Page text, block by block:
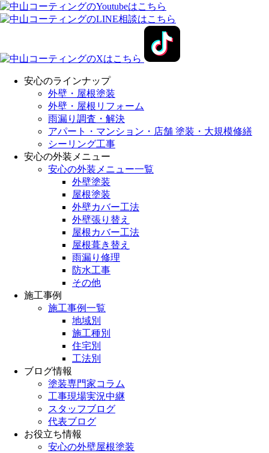
安心のラインナップ
外壁・屋根塗装
外壁・屋根リフォーム
雨漏り調査・解決
アパート・マンション・店舗 塗装・大規模修繕
シーリング工事
安心の外装メニュー
安心の外装メニュー一覧
外壁塗装
屋根塗装
外壁カバー工法
外壁張り替え
屋根カバー工法
屋根葺き替え
雨漏り修理
防水工事
その他
施工事例
施工事例一覧
地域別
施工種別
住宅別
工法別
ブログ情報
塗装専門家コラム
工事現場実況中継
スタッフブログ
代表ブログ
お役立ち情報
安心の外壁屋根塗装